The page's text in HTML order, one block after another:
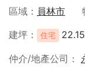
區域 員林市
建坪
住宅
仲介/地產公司